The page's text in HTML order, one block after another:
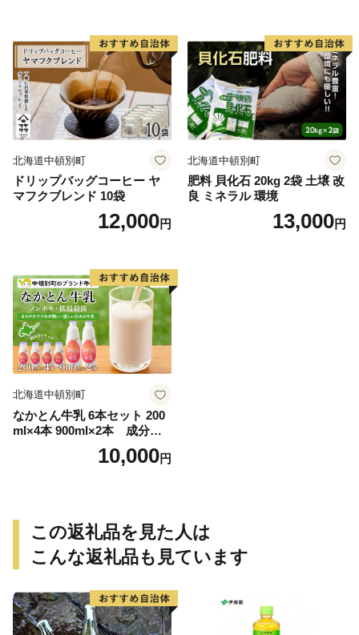
北海道中頓別町
ドリップバッグコーヒー ヤ
マフクブレンド 10袋
12,000円
北海道中頓別町
肥料 貝化石 20kg 2袋 土壌 改
良 ミネラル 環境
13,000円
北海道中頓別町
なかとん牛乳 6本セット 200
ml×4本 900ml×2本 成分無
10,000円
この返礼品を見た人は
こんな返礼品も見ています